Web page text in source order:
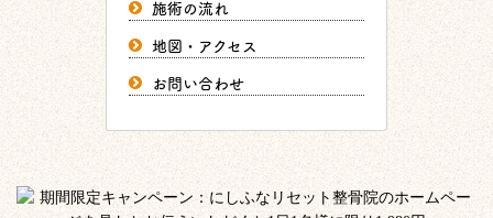
施術の流れ
地図・アクセス
お問い合わせ